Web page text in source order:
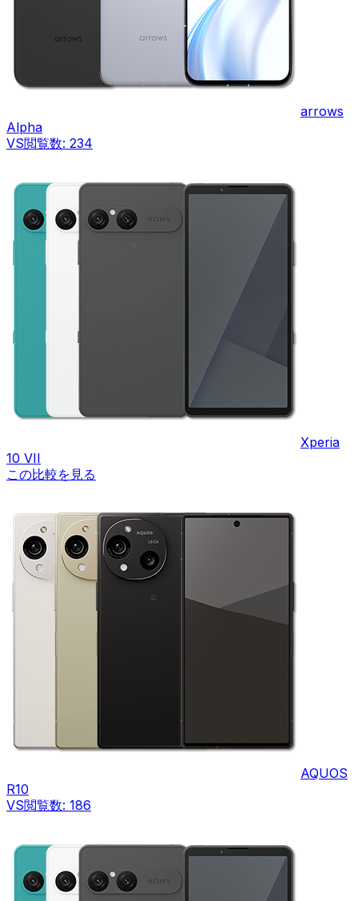
arrows
Alpha
VS閲覧数: 234
Xperia
10 VII
この比較を見る
AQUOS
R10
VS閲覧数: 186